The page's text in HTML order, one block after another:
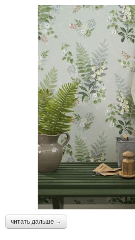
читать дальше →